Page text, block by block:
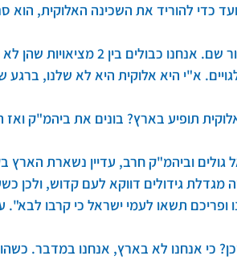
כדי להוריד את השכינה האלוקית, הוא
ולכן צריך לבנות דבר מאוד מדויק
א"י היא אלוקית היא לא שלנו, ברגע
תופיע בארץ? בונים את ביהמ"ק
גולים וביהמ"ק חרב, עדיין נשארת
גידולים דווקא לעם קדוש, ולכן
תשאו לעמי ישראל כי קרבו לבא".
כי אנחנו לא בארץ, אנחנו במדבר.